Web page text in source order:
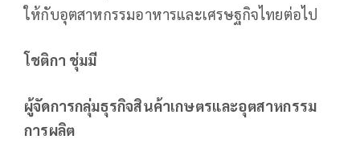
ให้กับอุตสาหกรรมอาหารและเศรษฐกิจไทยต่อไป
โชติกา ชุ่มมี
ผู้จัดการกลุ่มธุรกิจสินค้าเกษตรและอุตสาหกรรม
การผลิต